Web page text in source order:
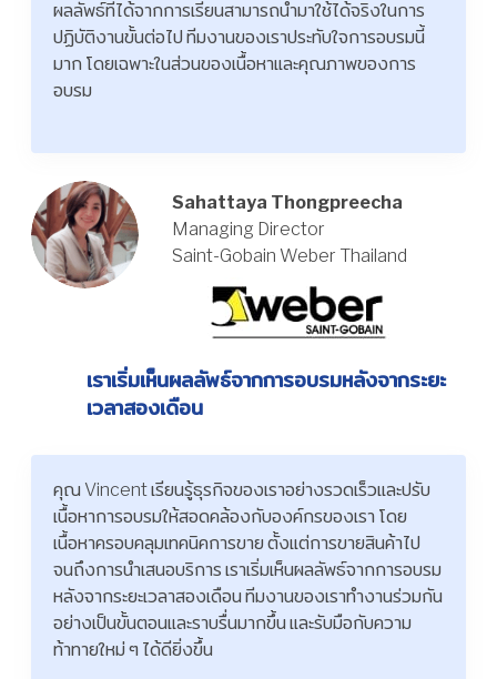
ผลลัพธ์ที่ได้จากการเรียนสามารถนำมาใช้ได้จริงในการ
ปฏิบัติงานขั้นต่อไป ทีมงานของเราประทับใจการอบรมนี้
มาก โดยเฉพาะในส่วนของเนื้อหาและคุณภาพของการ
อบรม
Sahattaya Thongpreecha
Managing Director
Saint-Gobain Weber Thailand
เราเริ่มเห็นผลลัพธ์จากการอบรมหลังจากระยะ
เวลาสองเดือน
คุณ Vincent เรียนรู้ธุรกิจของเราอย่างรวดเร็วและปรับ
เนื้อหาการอบรมให้สอดคล้องกับองค์กรของเรา โดย
เนื้อหาครอบคลุมเทคนิคการขาย ตั้งแต่การขายสินค้าไป
จนถึงการนำเสนอบริการ เราเริ่มเห็นผลลัพธ์จากการอบรม
หลังจากระยะเวลาสองเดือน ทีมงานของเราทำงานร่วมกัน
อย่างเป็นขั้นตอนและราบรื่นมากขึ้น และรับมือกับความ
ท้าทายใหม่ ๆ ได้ดียิ่งขึ้น